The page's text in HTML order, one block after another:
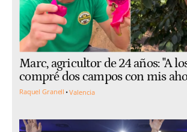
Marc, agricultor de 24 años: "A
compré dos campos con mis
Raquel Granell Valencia